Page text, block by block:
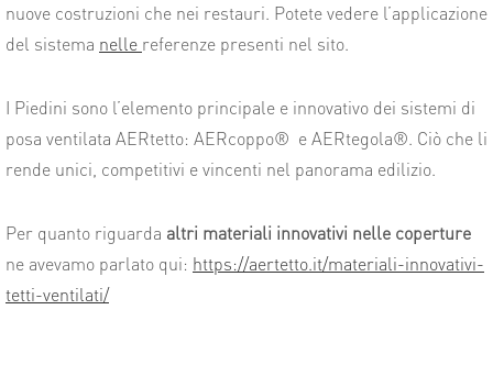
nuove costruzioni che nei restauri. Potete vedere l’applicazione
del sistema nelle referenze presenti nel sito.
I Piedini sono l’elemento principale e innovativo dei sistemi di
posa ventilata AERtetto: AERcoppo® e AERtegola® . Ciò che li
rende unici, competitivi e vincenti nel panorama edilizio.
Per quanto riguarda altri materiali innovativi nelle coperture
ne avevamo parlato qui: https://aertetto.it/materiali-innovativi-
tetti-ventilati/